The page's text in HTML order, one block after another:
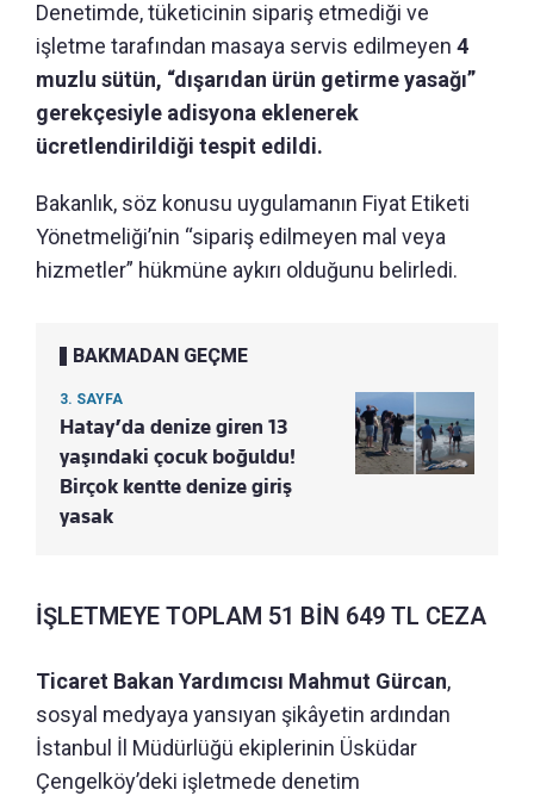
Denetimde, tüketicinin sipariş etmediği ve
işletme tarafından masaya servis edilmeyen 4
muzlu sütün, “dışarıdan ürün getirme yasağı”
gerekçesiyle adisyona eklenerek
ücretlendirildiği tespit edildi.
Bakanlık, söz konusu uygulamanın Fiyat Etiketi
Yönetmeliği’nin “sipariş edilmeyen mal veya
hizmetler” hükmüne aykırı olduğunu belirledi.
BAKMADAN GEÇME
3. SAYFA
Hatay’da denize giren 13
yaşındaki çocuk boğuldu!
Birçok kentte denize giriş
yasak
İŞLETMEYE TOPLAM 51 BİN 649 TL CEZA
Ticaret Bakan Yardımcısı Mahmut Gürcan,
sosyal medyaya yansıyan şikâyetin ardından
İstanbul İl Müdürlüğü ekiplerinin Üsküdar
Çengelköy’deki işletmede denetim